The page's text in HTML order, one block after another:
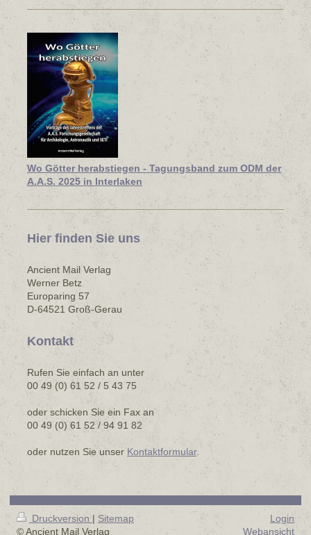
Wo Götter herabstiegen - Tagungsband zum ODM der
A.A.S. 2025 in Interlaken
Hier finden Sie uns
Ancient Mail Verlag
Werner Betz
Europaring 57
D-64521 Groß-Gerau
Kontakt
Rufen Sie einfach an unter
00 49 (0) 61 52 / 5 43 75
oder schicken Sie ein Fax an
00 49 (0) 61 52 / 94 91 82
oder nutzen Sie unser Kontaktformular.
Druckversion | Sitemap
© Ancient Mail Verlag
Login
Webansicht